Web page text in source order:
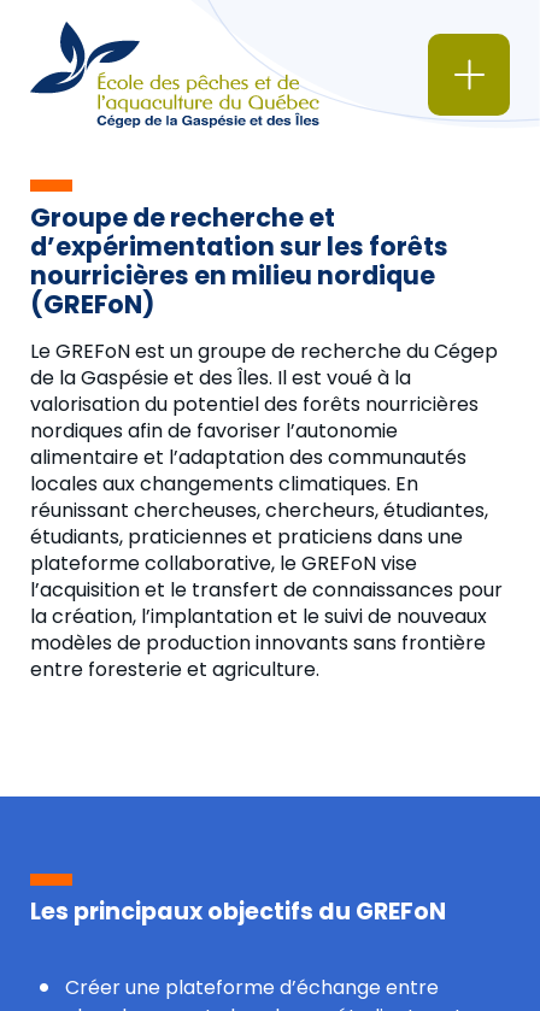
Groupe de recherche et
d’expérimentation sur les forêts
nourricières en milieu nordique
(GREFoN)
Le GREFoN est un groupe de recherche du Cégep
de la Gaspésie et des Îles. Il est voué à la
valorisation du potentiel des forêts nourricières
nordiques afin de favoriser l’autonomie
alimentaire et l’adaptation des communautés
locales aux changements climatiques. En
réunissant chercheuses, chercheurs, étudiantes,
étudiants, praticiennes et praticiens dans une
plateforme collaborative, le GREFoN vise
l’acquisition et le transfert de connaissances pour
la création, l’implantation et le suivi de nouveaux
modèles de production innovants sans frontière
entre foresterie et agriculture.
Les principaux objectifs du GREFoN
Créer une plateforme d’échange entre